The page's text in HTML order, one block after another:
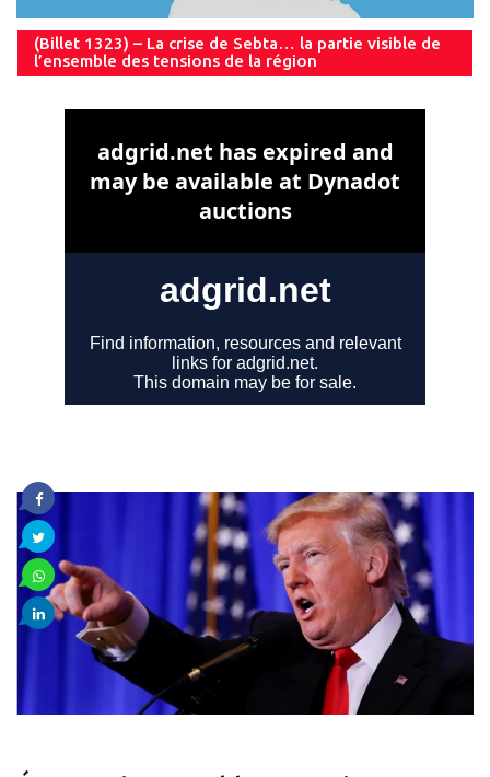
(Billet 1323) – La crise de Sebta… la partie visible de
l’ensemble des tensions de la région